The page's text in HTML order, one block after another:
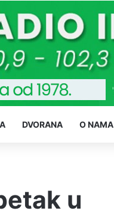
DVORANA O NAMA
u